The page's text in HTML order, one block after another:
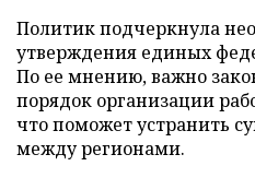
Политик подчеркнула
утверждения единых
По ее мнению, важно
порядок организации
что поможет устранить
между регионами.